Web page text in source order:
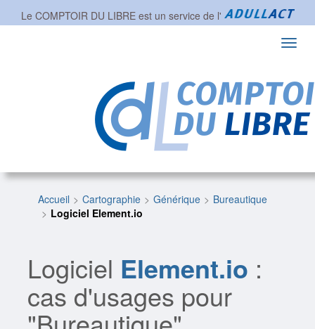
Le COMPTOIR DU LIBRE est un service de l'
Accueil Cartographie Générique
Bureautique
Logiciel Element.io
Logiciel Element.io :
cas d'usages pour